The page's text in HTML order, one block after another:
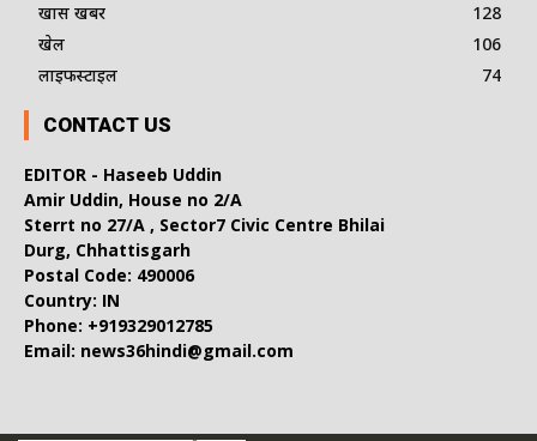
खास खबर
128
खेल
106
लाइफस्टाइल
74
CONTACT US
EDITOR - Haseeb Uddin
Amir Uddin, House no 2/A
Sterrt no 27/A , Sector7 Civic Centre Bhilai
Durg, Chhattisgarh
Postal Code: 490006
Country: IN
Phone: +919329012785
Email: news36hindi@gmail.com